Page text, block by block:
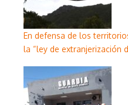
En defensa de los
la “ley de extranjerización